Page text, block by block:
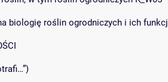
biologię roślin ogrodniczych i ich